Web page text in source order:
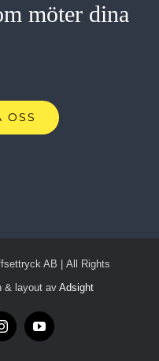
möter dina
OSS
AB | All Rights
& layout av Adsight
InstagramYouTube